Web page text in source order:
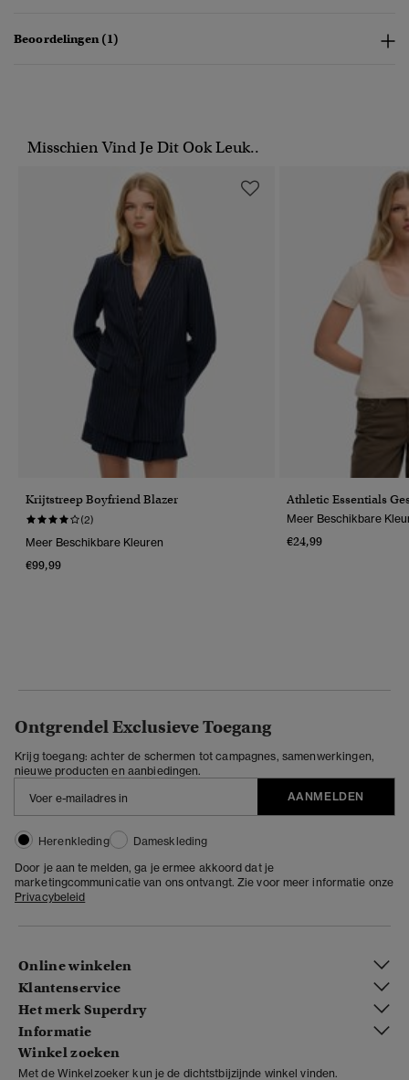
Beoordelingen (1)
Misschien Vind Je Dit Ook Leuk..
Krijtstreep Boyfriend Blazer
(2)
Meer Beschikbare Kleuren
€99,99
Athletic Essentials
Meer Beschikbare
€24,99
Ontgrendel Exclusieve Toegang
Krijg toegang: achter de schermen tot campagnes, samenwerkingen,
nieuwe producten en aanbiedingen.
AANMELDEN
Herenkleding
Dameskleding
Door je aan te melden, ga je ermee akkoord dat je
marketingcommunicatie van ons ontvangt. Zie voor meer informatie onze
Privacybeleid
Online winkelen
Klantenservice
Het merk Superdry
Informatie
Winkel zoeken
Met de Winkelzoeker kun je de dichtstbijzijnde winkel vinden.